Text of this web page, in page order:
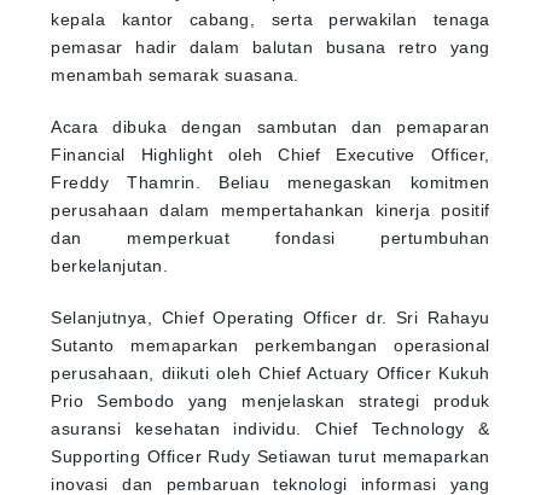
kepala kantor cabang, serta perwakilan tenaga
pemasar hadir dalam balutan busana retro yang
menambah semarak suasana.
Acara dibuka dengan sambutan dan pemaparan
Financial Highlight oleh Chief Executive Officer,
Freddy Thamrin. Beliau menegaskan komitmen
perusahaan dalam mempertahankan kinerja positif
dan memperkuat fondasi pertumbuhan
berkelanjutan.
Selanjutnya, Chief Operating Officer dr. Sri Rahayu
Sutanto memaparkan perkembangan operasional
perusahaan, diikuti oleh Chief Actuary Officer Kukuh
Prio Sembodo yang menjelaskan strategi produk
asuransi kesehatan individu. Chief Technology &
Supporting Officer Rudy Setiawan turut memaparkan
inovasi dan pembaruan teknologi informasi yang